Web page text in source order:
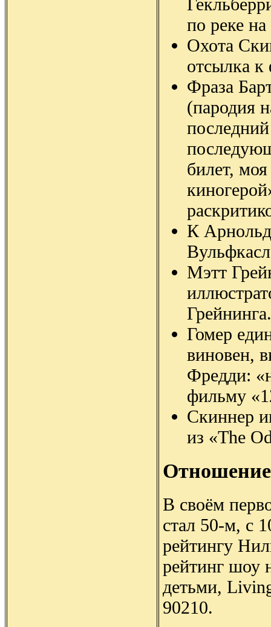
по реке на
Охота
отсылка
Фраза
(пародия
билет,
К
Мэтт
Грейнинга.
Гомер
виновен,
Фредди:
фильму
Скиннер
из «The
В своём
стал 50-м, с
рейтингу
рейтинг шоу
детьми,
90210.